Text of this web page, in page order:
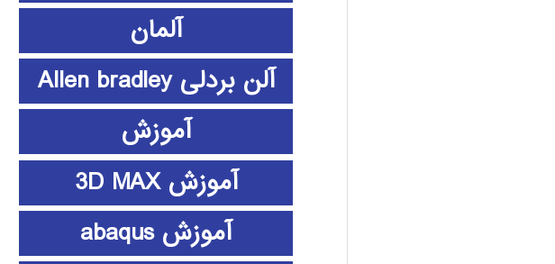
آلمان
آلن بردلی Allen bradley
آموزش
آموزش 3D MAX
آموزش abaqus